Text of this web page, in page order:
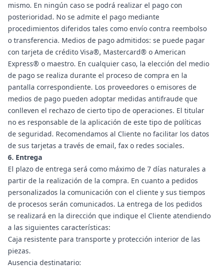
mismo. En ningún caso se podrá realizar el pago con
posterioridad. No se admite el pago mediante
procedimientos diferidos tales como envío contra reembolso
o transferencia. Medios de pago admitidos: se puede pagar
con tarjeta de crédito Visa®, Mastercard® o American
Express® o maestro. En cualquier caso, la elección del medio
de pago se realiza durante el proceso de compra en la
pantalla correspondiente. Los proveedores o emisores de
medios de pago pueden adoptar medidas antifraude que
conlleven el rechazo de cierto tipo de operaciones. El titular
no es responsable de la aplicación de este tipo de políticas
de seguridad. Recomendamos al Cliente no facilitar los datos
de sus tarjetas a través de email, fax o redes sociales.
6. Entrega
El plazo de entrega será como máximo de 7 días naturales a
partir de la realización de la compra. En cuanto a pedidos
personalizados la comunicación con el cliente y sus tiempos
de procesos serán comunicados. La entrega de los pedidos
se realizará en la dirección que indique el Cliente atendiendo
a las siguientes características:
Caja resistente para transporte y protección interior de las
piezas.
Ausencia destinatario: